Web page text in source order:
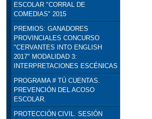
ESCOLAR "CORRAL DE
COMEDIAS" 2015
PREMIOS: GANADORES
PROVINCIALES CONCURSO
"CERVANTES INTO ENGLISH
2017" MODALIDAD 3:
INTERPRETACIONES ESCÉNICAS
PROGRAMA # TÚ CUENTAS.
PREVENCIÓN DEL ACOSO
ESCOLAR.
PROTECCIÓN CIVIL. SESIÓN